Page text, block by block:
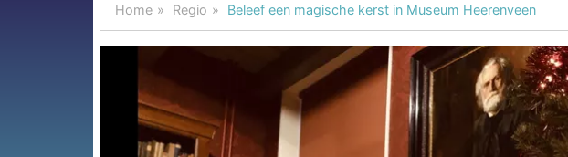
Home Regio Beleef een magische kerst in Museum Heerenveen